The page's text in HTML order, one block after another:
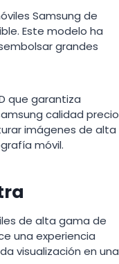
Samsung de
Este modelo ha
grandes
que garantiza
calidad precio
imágenes de alta
móvil.
de alta gama de
una experiencia
visualización en una